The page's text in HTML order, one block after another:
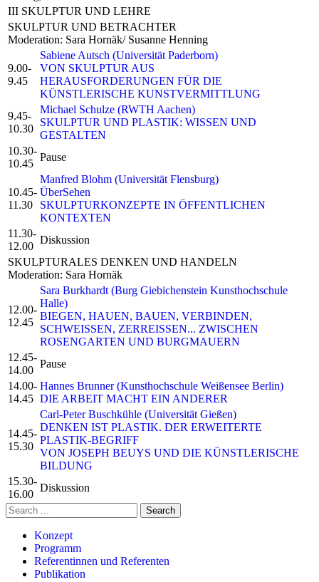
III SKULPTUR UND LEHRE
SKULPTUR UND BETRACHTER
Moderation: Sara Hornäk/ Susanne Henning
9.00-
9.45
Sabiene Autsch (Universität Paderborn)
VON SKULPTUR AUS
HERAUSFORDERUNGEN FÜR DIE
KÜNSTLERISCHE KUNSTVERMITTLUNG
9.45-
10.30
Michael Schulze (RWTH Aachen)
SKULPTUR UND PLASTIK: WISSEN UND
GESTALTEN
10.30-
10.45
Pause
10.45-
11.30
Manfred Blohm (Universität Flensburg)
ÜberSehen
SKULPTURKONZEPTE IN ÖFFENTLICHEN
KONTEXTEN
11.30-
12.00
Diskussion
SKULPTURALES DENKEN UND HANDELN
Moderation: Sara Hornäk
12.00-
12.45
Sara Burkhardt (Burg Giebichenstein Kunsthochschule
Halle)
BIEGEN, HAUEN, BAUEN, VERBINDEN,
SCHWEISSEN, ZERREISSEN... ZWISCHEN
ROSENGARTEN UND BURGMAUERN
12.45-
14.00
Pause
14.00-
14.45
Hannes Brunner (Kunsthochschule Weißensee Berlin)
DIE ARBEIT MACHT EIN ANDERER
14.45-
15.30
Carl-Peter Buschkühle (Universität Gießen)
DENKEN IST PLASTIK. DER ERWEITERTE
PLASTIK-BEGRIFF
VON JOSEPH BEUYS UND DIE KÜNSTLERISCHE
BILDUNG
15.30-
16.00
Diskussion
Konzept
Programm
Referentinnen und Referenten
Publikation